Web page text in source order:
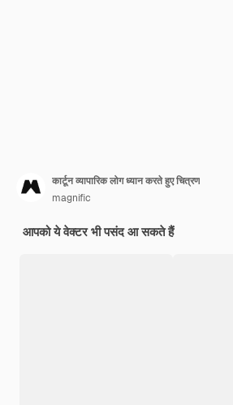
कार्टून व्यापारिक लोग ध्यान करते हुए चित्रण
magnific
आपको ये वेक्टर भी पसंद आ सकते हैं